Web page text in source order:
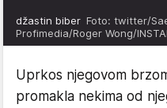
džastin biber Foto: twitter/
Profimedia/Roger Wong/
Uprkos njegovom
promakla nekima od